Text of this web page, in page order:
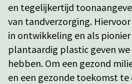
en tegelijkertijd
van tandverzorging.
in ontwikkeling en als
plantaardig plastic geven
hebben. Om een gezond
en een gezonde toekomst